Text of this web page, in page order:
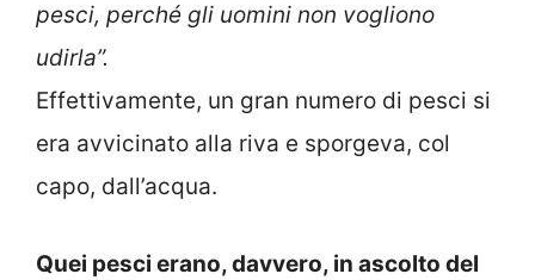
pesci, perché gli uomini non vogliono
udirla”.
Effettivamente, un gran numero di pesci si
era avvicinato alla riva e sporgeva, col
capo, dall’acqua.
Quei pesci erano, davvero, in ascolto del